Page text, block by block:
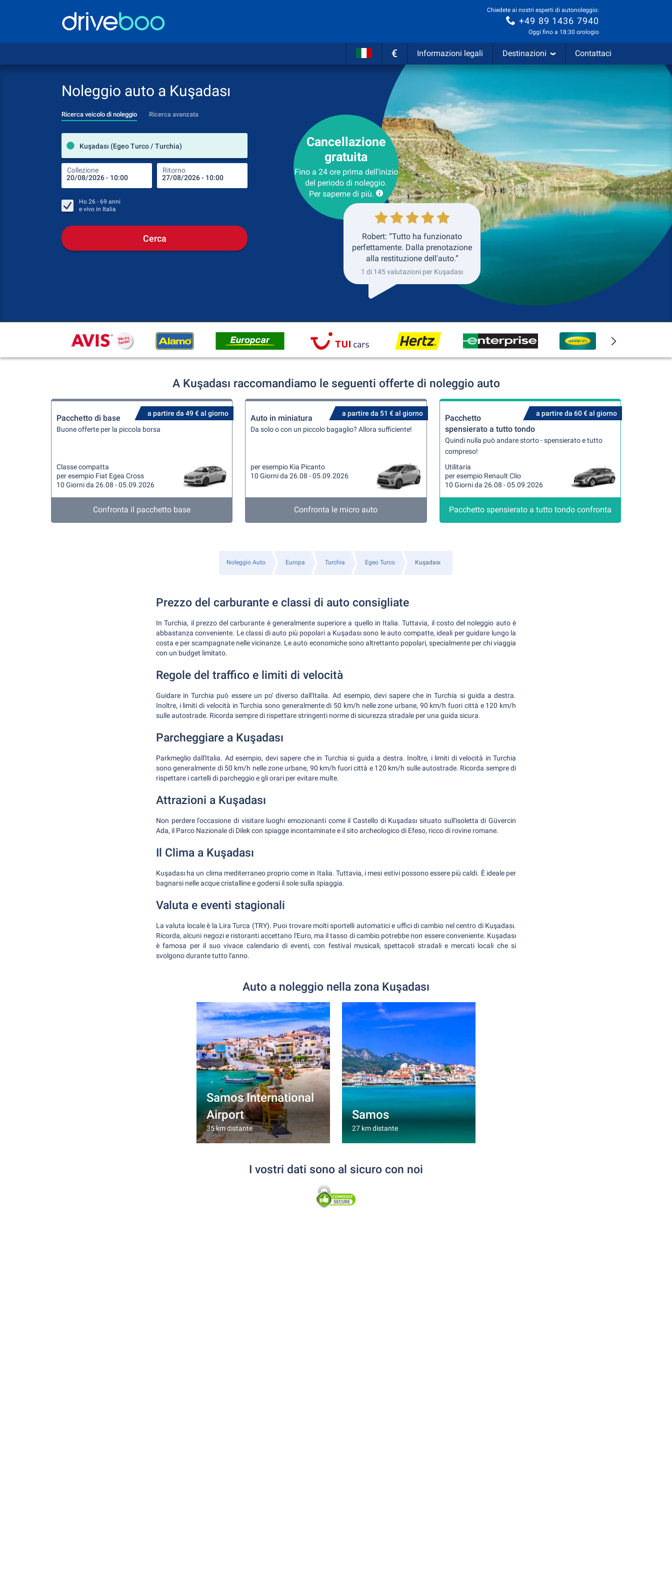
Chiedete ai nostri esperti di autonoleggio:
+49 89 1436 7940
Oggi fino a 18:30 orologio
€ Informazioni legali Destinazioni Contattaci
Noleggio auto a Kuşadası
Ricerca veicolo di noleggio Ricerca avanzata
Kuşadası (Egeo Turco / Turchia)
Collezione Ritorno
Luogo del noleggio
Luogo di ritorno
Ritorno
Ho 26 - 69 anni
e vivo in Italia
Cerca
Cancellazione
gratuita
Fino a 24 ore prima dell'inizio
del periodo di noleggio.
Per saperne di più.
Robert: “Tutto ha funzionato
perfettamente. Dalla prenotazione
alla restituzione dell'auto.”
1 di 145 valutazioni per Kuşadası
A Kuşadası raccomandiamo le seguenti offerte di noleggio auto
a partire da 49 € al giorno
Pacchetto di base
Buone offerte per la piccola borsa
Classe compatta
per esempio Fiat Egea Cross
10 Giorni da 26.08 - 05.09.2026
Confronta il pacchetto base
a partire da 51 € al giorno
Auto in miniatura
Da solo o con un piccolo bagaglio? Allora sufficiente!
per esempio Kia Picanto
10 Giorni da 26.08 - 05.09.2026
Confronta le micro auto
a partire da 60 € al giorno
Pacchetto
spensierato a tutto tondo
Quindi nulla può andare storto - spensierato e tutto
compreso!
Utilitaria
per esempio Renault Clio
10 Giorni da 26.08 - 05.09.2026
Pacchetto spensierato a tutto tondo confronta
Noleggio Auto Europa Turchia Egeo Turco Kuşadası
Prezzo del carburante e classi di auto consigliate
In Turchia, il prezzo del carburante è generalmente superiore a quello in Italia. Tuttavia, il costo del noleggio auto è
abbastanza conveniente. Le classi di auto più popolari a Kuşadası sono le auto compatte, ideali per guidare lungo la
costa e per scampagnate nelle vicinanze. Le auto economiche sono altrettanto popolari, specialmente per chi viaggia
con un budget limitato.
Regole del traffico e limiti di velocità
Guidare in Turchia può essere un po' diverso dall'Italia. Ad esempio, devi sapere che in Turchia si guida a destra.
Inoltre, i limiti di velocità in Turchia sono generalmente di 50 km/h nelle zone urbane, 90 km/h fuori città e 120 km/h
sulle autostrade. Ricorda sempre di rispettare stringenti norme di sicurezza stradale per una guida sicura.
Parcheggiare a Kuşadası
Parkmeglio dall'Italia. Ad esempio, devi sapere che in Turchia si guida a destra. Inoltre, i limiti di velocità in Turchia
sono generalmente di 50 km/h nelle zone urbane, 90 km/h fuori città e 120 km/h sulle autostrade. Ricorda sempre di
rispettare i cartelli di parcheggio e gli orari per evitare multe.
Attrazioni a Kuşadası
Non perdere l'occasione di visitare luoghi emozionanti come il Castello di Kuşadası situato sull'isoletta di Güvercin
Ada, il Parco Nazionale di Dilek con spiagge incontaminate e il sito archeologico di Efeso, ricco di rovine romane.
Il Clima a Kuşadası
Kuşadası ha un clima mediterraneo proprio come in Italia. Tuttavia, i mesi estivi possono essere più caldi. È ideale per
bagnarsi nelle acque cristalline e godersi il sole sulla spiaggia.
Valuta e eventi stagionali
La valuta locale è la Lira Turca (TRY). Puoi trovare molti sportelli automatici e uffici di cambio nel centro di Kuşadası.
Ricorda, alcuni negozi e ristoranti accettano l'Euro, ma il tasso di cambio potrebbe non essere conveniente. Kuşadası
è famosa per il suo vivace calendario di eventi, con festival musicali, spettacoli stradali e mercati locali che si
svolgono durante tutto l'anno.
Auto a noleggio nella zona Kuşadası
Samos International
Airport
35 km distante
Samos
27 km distante
I vostri dati sono al sicuro con noi